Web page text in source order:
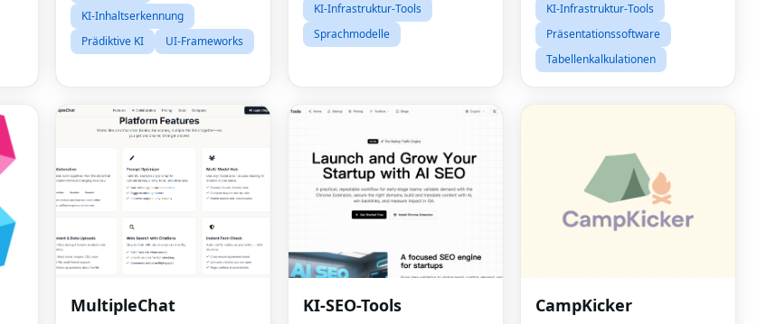
KI-Inhaltserkennung
Prädiktive KI
UI-Frameworks
KI-Infrastruktur-Tools
Sprachmodelle
KI-Infrastruktur-Tools
Präsentationssoftware
Tabellenkalkulationen
MultipleChat KI-SEO-Tools CampKicker